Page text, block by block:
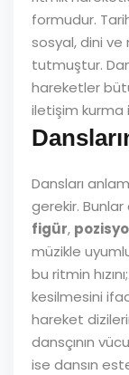
formudur.
sosyal, dini ve
tutmuştur.
hareketler
iletişim kurma
Dansları
gerekir. Bunlar
figür,
müzikle
bu ritmin
kesilmesini
hareket
dansçının
ise dansın